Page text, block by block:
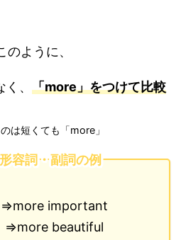
ように、
、 「more」をつけて比較
は短くても「more」
容詞・副詞の例
important
⇒more beautiful